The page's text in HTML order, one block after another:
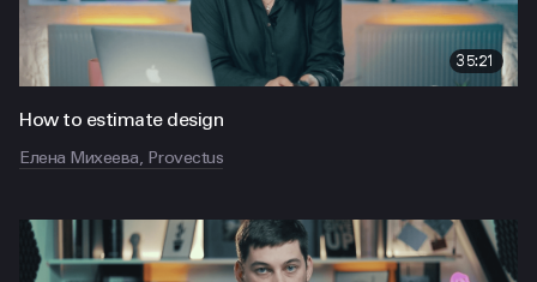
35:21
How to estimate design
Елена Михеева, Provectus